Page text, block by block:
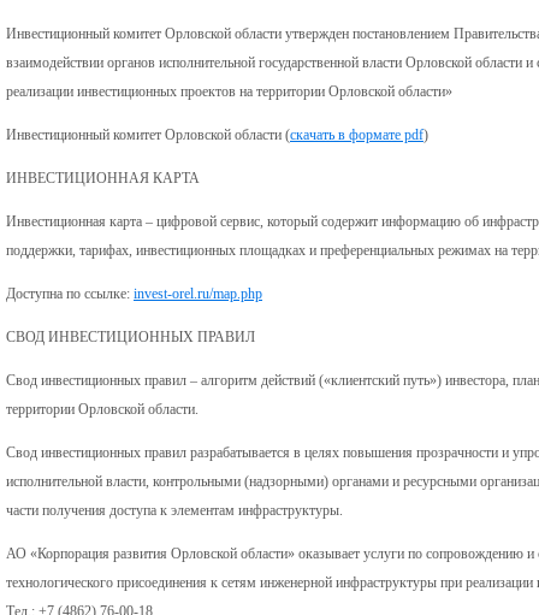
Инвестиционный комитет Орловской области утвержден постановлением
взаимодействии органов исполнительной государственной власти Орловской области
реализации инвестиционных проектов на территории Орловской области»
Инвестиционный комитет Орловской области (скачать в формате pdf)
ИНВЕСТИЦИОННАЯ КАРТА
Инвестиционная карта – цифровой сервис, который содержит информацию об
поддержки, тарифах, инвестиционных площадках и преференциальных режимах на
Доступна по ссылке: invest-orel.ru/map.php
СВОД ИНВЕСТИЦИОННЫХ ПРАВИЛ
Свод инвестиционных правил – алгоритм действий («клиентский путь») инвестора,
территории Орловской области.
Свод инвестиционных правил разрабатывается в целях повышения прозрачности и
исполнительной власти, контрольными (надзорными) органами и ресурсными
части получения доступа к элементам инфраструктуры.
АО «Корпорация развития Орловской области» оказывает услуги по сопровождению
технологического присоединения к сетям инженерной инфраструктуры при
Тел.: +7 (4862) 76-00-18